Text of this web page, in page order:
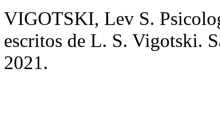
VIGOTSKI, Lev S.
escritos de L. S. Vigotski.
2021.